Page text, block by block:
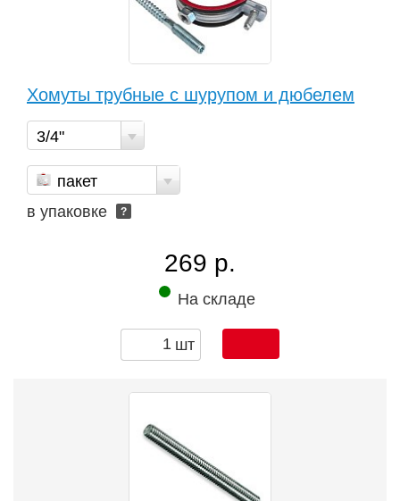
Хомуты трубные с шурупом и дюбелем
3/4"
пакет
в упаковке
?
269 р.
На складе
шт